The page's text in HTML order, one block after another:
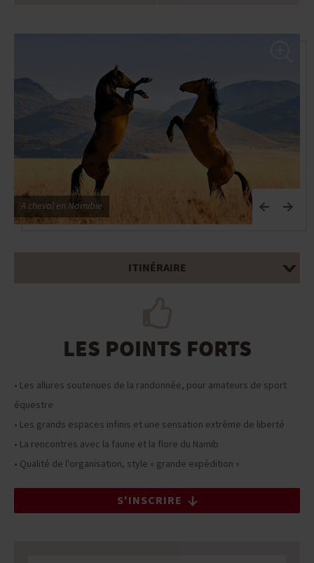
A cheval en Namibie
ITINÉRAIRE
LES POINTS FORTS
• Les allures soutenues de la randonnée, pour amateurs de sport
équestre
• Les grands espaces infinis et une sensation extrême de liberté
• La rencontres avec la faune et la flore du Namib
• Qualité de l'organisation, style « grande expédition »
S'INSCRIRE